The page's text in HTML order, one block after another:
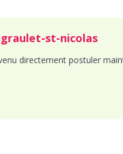
st-nicolas
directement postuler